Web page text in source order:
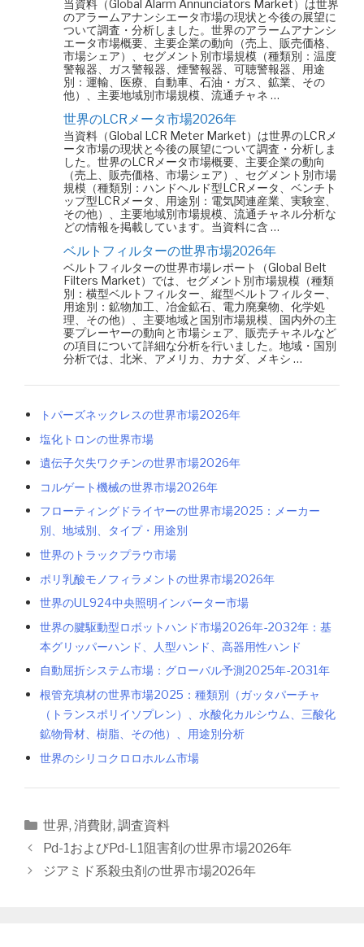
当資料（Global Alarm Annunciators Market）は世界
のアラームアナンシエータ市場の現状と今後の展望に
ついて調査・分析しました。世界のアラームアナンシ
エータ市場概要、主要企業の動向（売上、販売価格、
市場シェア）、セグメント別市場規模（種類別：温度
警報器、ガス警報器、煙警報器、可聴警報器、用途
別：運輸、医療、自動車、石油・ガス、鉱業、その
他）、主要地域別市場規模、流通チャネ …
世界のLCRメータ市場2026年
当資料（Global LCR Meter Market）は世界のLCRメ
ータ市場の現状と今後の展望について調査・分析しま
した。世界のLCRメータ市場概要、主要企業の動向
（売上、販売価格、市場シェア）、セグメント別市場
規模（種類別：ハンドヘルド型LCRメータ、ベンチト
ップ型LCRメータ、用途別：電気関連産業、実験室、
その他）、主要地域別市場規模、流通チャネル分析な
どの情報を掲載しています。当資料に含 …
ベルトフィルターの世界市場2026年
ベルトフィルターの世界市場レポート（Global Belt
Filters Market）では、セグメント別市場規模（種類
別：横型ベルトフィルター、縦型ベルトフィルター、
用途別：鉱物加工、冶金鉱石、電力廃棄物、化学処
理、その他）、主要地域と国別市場規模、国内外の主
要プレーヤーの動向と市場シェア、販売チャネルなど
の項目について詳細な分析を行いました。地域・国別
分析では、北米、アメリカ、カナダ、メキシ …
トパーズネックレスの世界市場2026年
塩化トロンの世界市場
遺伝子欠失ワクチンの世界市場2026年
コルゲート機械の世界市場2026年
フローティングドライヤーの世界市場2025：メーカー
別、地域別、タイプ・用途別
世界のトラックプラウ市場
ポリ乳酸モノフィラメントの世界市場2026年
世界のUL924中央照明インバーター市場
世界の腱駆動型ロボットハンド市場2026年-2032年：基
本グリッパーハンド、人型ハンド、高器用性ハンド
自動屈折システム市場：グローバル予測2025年-2031年
根管充填材の世界市場2025：種類別（ガッタパーチャ
（トランスポリイソプレン）、水酸化カルシウム、三酸化
鉱物骨材、樹脂、その他）、用途別分析
世界のシリコクロロホルム市場
カ
テ
ゴ
リ
世界, 消費財, 調査資料
投
稿
Pd-1およびPd-L1阻害剤の世界市場2026年
ジアミド系殺虫剤の世界市場2026年